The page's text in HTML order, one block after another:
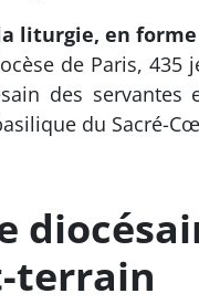
liturgie, en
de Paris, 435
des servantes
du Sacré-
terrain